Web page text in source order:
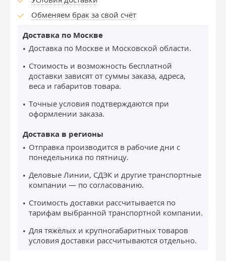
Обменяем брак за свой счёт
Доставка по Москве
Доставка по Москве и Московской области.
Стоимость и возможность бесплатной
доставки зависят от суммы заказа, адреса,
веса и габаритов товара.
Точные условия подтверждаются при
оформлении заказа.
Доставка в регионы
Отправка производится в рабочие дни с
понедельника по пятницу.
Деловые Линии, СДЭК и другие транспортные
компании — по согласованию.
Стоимость доставки рассчитывается по
тарифам выбранной транспортной компании.
Для тяжёлых и крупногабаритных товаров
условия доставки рассчитываются отдельно.